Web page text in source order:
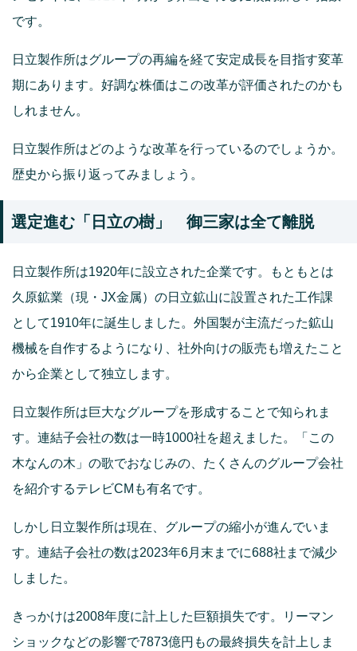
です。
日立製作所はグループの再編を経て安定成長を目指す変革
期にあります。好調な株価はこの改革が評価されたのかも
しれません。
日立製作所はどのような改革を行っているのでしょうか。
歴史から振り返ってみましょう。
選定進む「日立の樹」 御三家は全て離脱
日立製作所は1920年に設立された企業です。もともとは
久原鉱業（現・JX金属）の日立鉱山に設置された工作課
として1910年に誕生しました。外国製が主流だった鉱山
機械を自作するようになり、社外向けの販売も増えたこと
から企業として独立します。
日立製作所は巨大なグループを形成することで知られま
す。連結子会社の数は一時1000社を超えました。「この
木なんの木」の歌でおなじみの、たくさんのグループ会社
を紹介するテレビCMも有名です。
しかし日立製作所は現在、グループの縮小が進んでいま
す。連結子会社の数は2023年6月末までに688社まで減少
しました。
きっかけは2008年度に計上した巨額損失です。リーマン
ショックなどの影響で7873億円もの最終損失を計上しま